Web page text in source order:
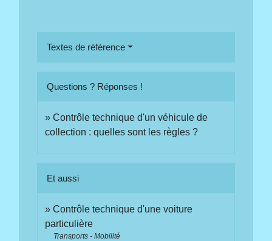
Textes de référence
Questions ? Réponses !
Contrôle technique d'un véhicule de
collection : quelles sont les règles ?
Et aussi
Contrôle technique d'une voiture
particulière
Transports - Mobilité